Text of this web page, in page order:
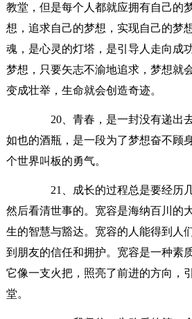
教堂，但是每个人都就应拥有自己的
想，追求自己的梦想，实现自己的梦
魂，是心灵的灯塔，是引导人走向成
梦想，只要矢志不渝地追求，梦想就
变成壮举，生命就会创造奇迹。
20、青春，是一封没有递出
如也的酒瓶，是一段为了梦想奋不顾
个世界叫板的勇气。
21、成长的过程总是要经历几
然后看清世事的。宽容是海纳百川的
生的智慧与豁达。宽容的人能得到人
到朋友的信任和拥护。宽容是一种素
它像一支火把，照亮了前进的方向，
堂。